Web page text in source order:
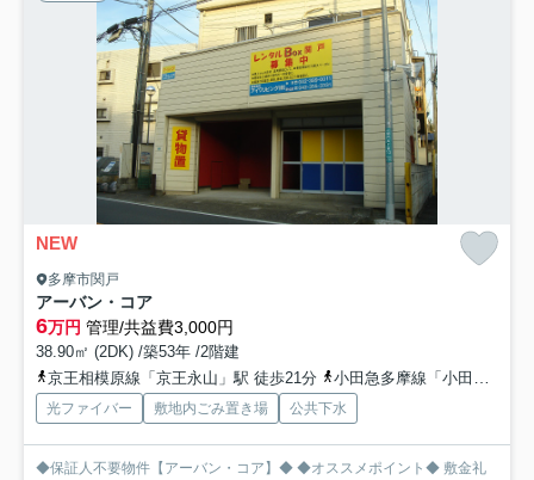
NEW
多摩市関戸
アーバン・コア
6万円 管理/共益費3,000円
38.90㎡ (2DK) /築53年 /2階建
京王相模原線「京王永山」駅 徒歩21分
小田急多摩線「小田急永山」駅 徒歩23分
光ファイバー 敷地内ごみ置き場 公共下水
◆保証人不要物件【アーバン・コア】◆ ◆オススメポイント◆ 敷金礼